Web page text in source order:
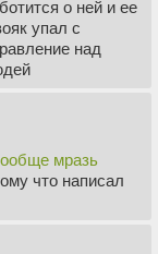
о ней и ее
упал с
над
мразь
что написал